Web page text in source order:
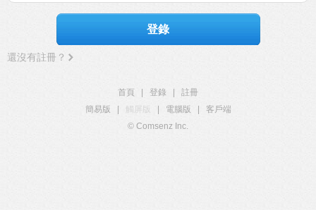
登錄
還沒有註冊？
首頁 登錄
註冊
簡易版
觸屏版 電腦版
客戶端
© Comsenz Inc.